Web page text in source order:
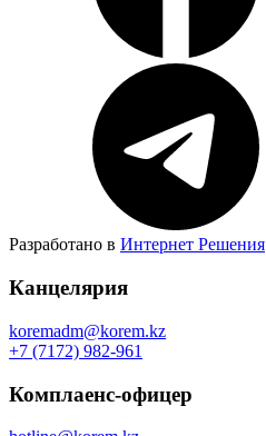
Разработано в Интернет Решения
Канцелярия
koremadm@korem.kz
+7 (7172) 982-961
Комплаенс-офицер